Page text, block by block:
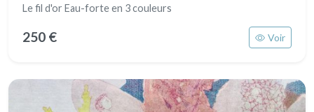
Le fil d'or Eau-forte en 3 couleurs
250 € Voir